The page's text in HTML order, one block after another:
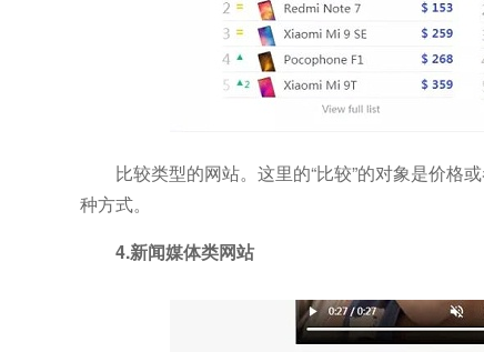
比较类型的网站。这里的“比较”的对象是价格
种方式。
4.新闻媒体类网站